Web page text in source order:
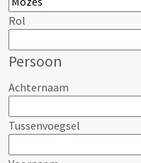
Rol
Persoon
Achternaam
Tussenvoegsel